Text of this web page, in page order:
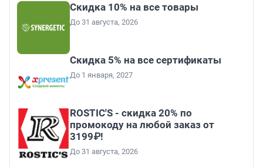
Скидка 10% на все товары
До 31 августа, 2026
Скидка 5% на все сертификаты
До 1 января, 2027
ROSTIC'S - скидка 20% по
промокоду на любой заказ от
3199₽!
До 31 августа, 2026